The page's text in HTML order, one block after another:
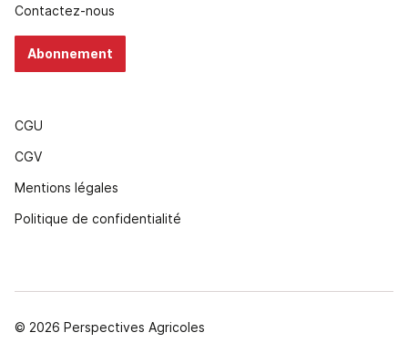
Contactez-nous
Abonnement
CGU
CGV
Mentions légales
Politique de confidentialité
© 2026 Perspectives Agricoles